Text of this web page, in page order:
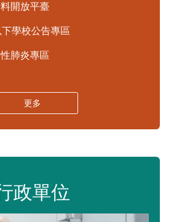
開放平臺
學校公告專區
肺炎專區
更多
政單位